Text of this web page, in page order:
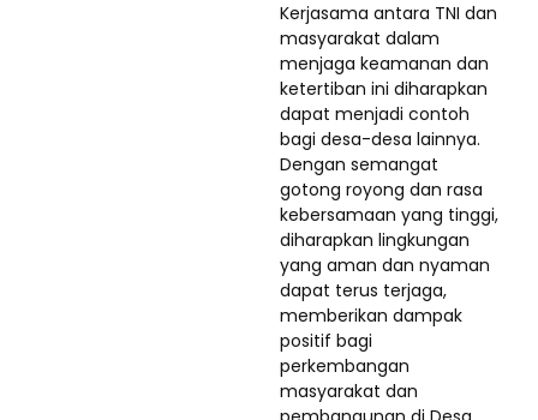
Kerjasama antara TNI dan
masyarakat dalam
menjaga keamanan dan
ketertiban ini diharapkan
dapat menjadi contoh
bagi desa-desa lainnya.
Dengan semangat
gotong royong dan rasa
kebersamaan yang tinggi,
diharapkan lingkungan
yang aman dan nyaman
dapat terus terjaga,
memberikan dampak
positif bagi
perkembangan
masyarakat dan